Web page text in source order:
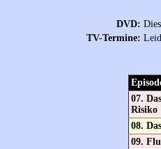
DVD:
TV-Termine:
07.
Risiko
08.
09.